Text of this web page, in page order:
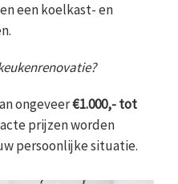
een koelkast- en
ongeveer€1.000,- tot
prijzen worden
persoonlijke situatie.